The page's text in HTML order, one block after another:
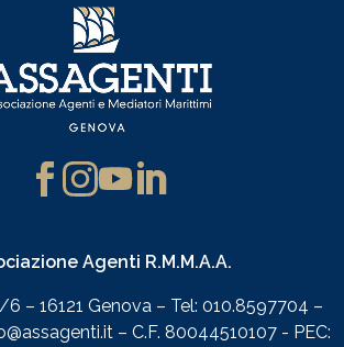
Agenti R.M.M.A.A.
– 16121 Genova – Tel: 010.8597704 –
– C.F. 80044510107 - PEC: